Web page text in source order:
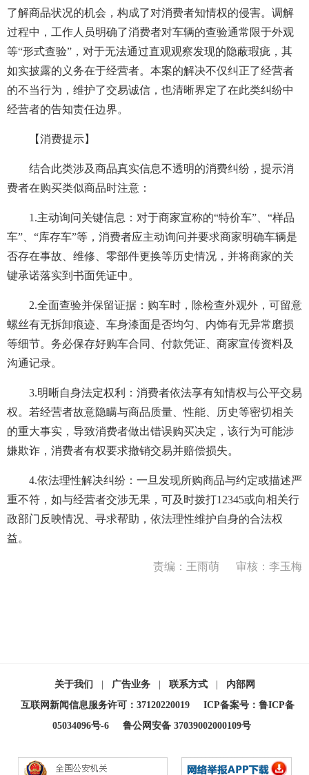
了解商品状况的机会，构成了对消费者知情权的侵害。调解
过程中，工作人员明确了消费者对车辆的查验通常限于外观
等“形式查验”，对于无法通过直观观察发现的隐蔽瑕疵，其
如实披露的义务在于经营者。本案的解决不仅纠正了经营者
的不当行为，维护了交易诚信，也清晰界定了在此类纠纷中
经营者的告知责任边界。
【消费提示】
结合此类涉及商品真实信息不透明的消费纠纷，提示消
费者在购买类似商品时注意：
1.主动询问关键信息：对于商家宣称的“特价车”、“样品
车”、“库存车”等，消费者应主动询问并要求商家明确车辆是
否存在事故、维修、零部件更换等历史情况，并将商家的关
键承诺落实到书面凭证中。
2.全面查验并保留证据：购车时，除检查外观外，可留意
螺丝有无拆卸痕迹、车身漆面是否均匀、内饰有无异常磨损
等细节。务必保存好购车合同、付款凭证、商家宣传资料及
沟通记录。
3.明晰自身法定权利：消费者依法享有知情权与公平交易
权。若经营者故意隐瞒与商品质量、性能、历史等密切相关
的重大事实，导致消费者做出错误购买决定，该行为可能涉
嫌欺诈，消费者有权要求撤销交易并赔偿损失。
4.依法理性解决纠纷：一旦发现所购商品与约定或描述严
重不符，如与经营者交涉无果，可及时拨打12345或向相关行
政部门反映情况、寻求帮助，依法理性维护自身的合法权
益。
责编：王雨萌 审核：李玉梅
关于我们 广告业务 联系方式
内部网
互联网新闻信息服务许可：37120220019
ICP备案号：鲁ICP备
05034096号-6
鲁公网安备 37039002000109号